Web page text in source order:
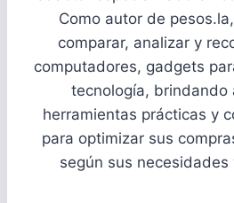
Como autor de
comparar, analizar y
computadores, gadgets
tecnología, brindando
herramientas prácticas y
para optimizar sus
según sus necesidades